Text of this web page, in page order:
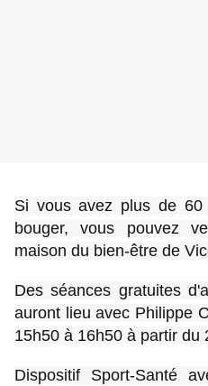
Si vous avez plus de
bouger, vous pouvez
maison du bien-être de
Des séances gratuites
auront lieu avec Philippe
15h50 à 16h50 à partir du
Dispositif Sport-Santé